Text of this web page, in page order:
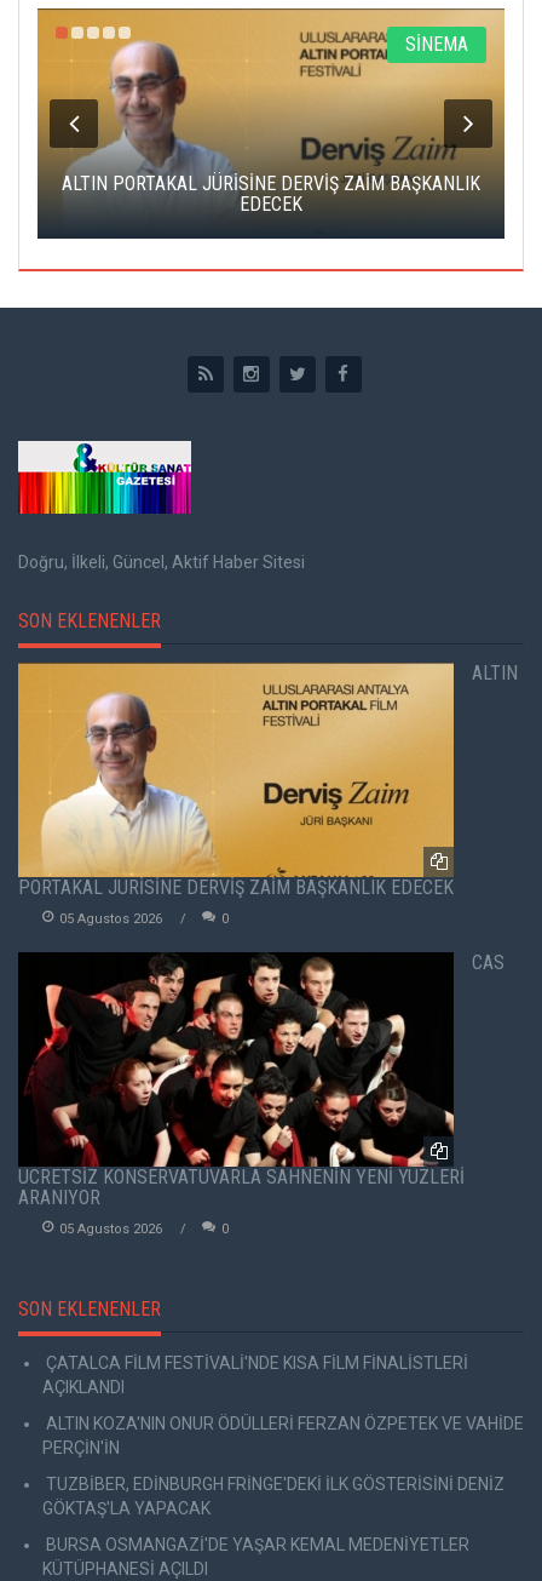
SİNEMA
ALTIN PORTAKAL JÜRİSİNE DERVİŞ ZAİM BAŞKANLIK
EDECEK
Doğru, İlkeli, Güncel, Aktif Haber Sitesi
SON EKLENENLER
ALTIN
PORTAKAL JÜRİSİNE DERVİŞ ZAİM BAŞKANLIK EDECEK
05 Agustos 2026 0
CAS
ÜCRETSİZ KONSERVATUVARLA SAHNENİN YENİ YÜZLERİ
ARANIYOR
05 Agustos 2026 0
SON EKLENENLER
ÇATALCA FİLM FESTİVALİ'NDE KISA FİLM FİNALİSTLERİ
AÇIKLANDI
ALTIN KOZA'NIN ONUR ÖDÜLLERİ FERZAN ÖZPETEK VE VAHİDE
PERÇİN'İN
TUZBİBER, EDİNBURGH FRİNGE'DEKİ İLK GÖSTERİSİNİ DENİZ
GÖKTAŞ'LA YAPACAK
BURSA OSMANGAZİ'DE YAŞAR KEMAL MEDENİYETLER
KÜTÜPHANESİ AÇILDI